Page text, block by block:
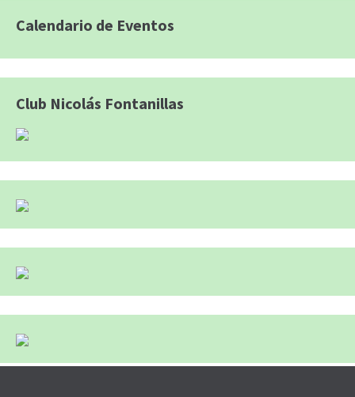
Calendario de Eventos
Club Nicolás Fontanillas